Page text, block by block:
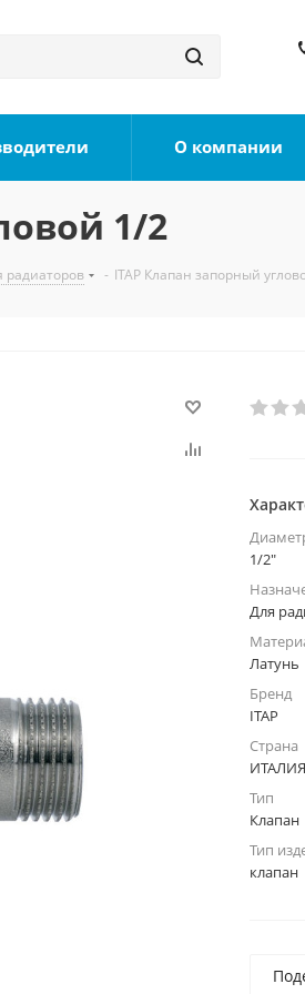
О компании
1/2
радиаторов - ITAP Клапан запорный
1/2"
Для
Латунь
Бренд
ITAP
Страна
ИТАЛИЯ
Тип
Клапан
Тип
клапан